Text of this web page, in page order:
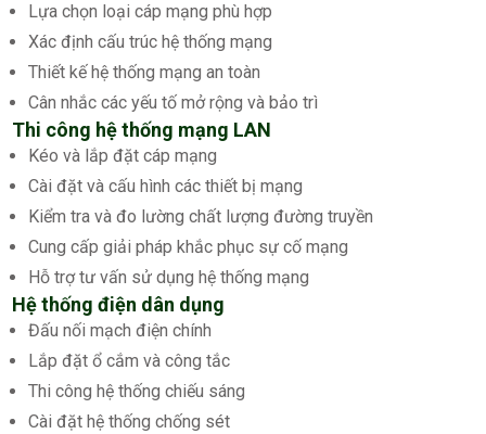
Lựa chọn loại cáp mạng phù hợp
Xác định cấu trúc hệ thống mạng
Thiết kế hệ thống mạng an toàn
Cân nhắc các yếu tố mở rộng và bảo trì
Thi công hệ thống mạng LAN
Kéo và lắp đặt cáp mạng
Cài đặt và cấu hình các thiết bị mạng
Kiểm tra và đo lường chất lượng đường truyền
Cung cấp giải pháp khắc phục sự cố mạng
Hỗ trợ tư vấn sử dụng hệ thống mạng
Hệ thống điện dân dụng
Đấu nối mạch điện chính
Lắp đặt ổ cắm và công tắc
Thi công hệ thống chiếu sáng
Cài đặt hệ thống chống sét